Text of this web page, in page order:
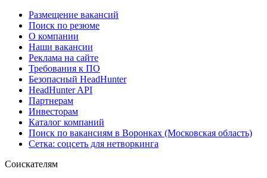
Размещение вакансий
Поиск по резюме
О компании
Наши вакансии
Реклама на сайте
Требования к ПО
Безопасный HeadHunter
HeadHunter API
Партнерам
Инвесторам
Каталог компаний
Поиск по вакансиям в Воронках (Московская область)
Сетка: соцсеть для нетворкинга
Соискателям